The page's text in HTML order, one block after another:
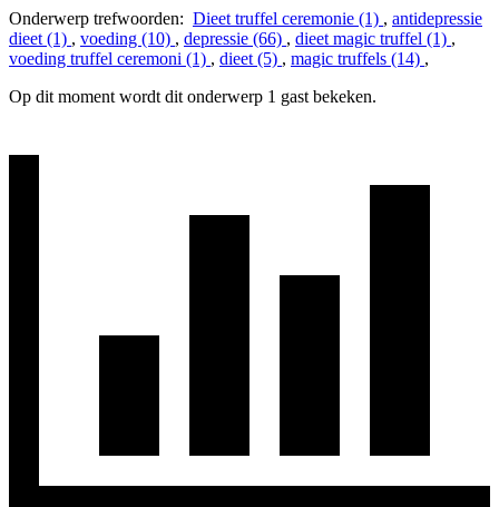
Onderwerp trefwoorden: Dieet truffel ceremonie (1) , antidepressie
dieet (1) , voeding (10) , depressie (66) , dieet magic truffel (1) ,
voeding truffel ceremoni (1) , dieet (5) , magic truffels (14) ,
Op dit moment wordt dit onderwerp 1 gast bekeken.